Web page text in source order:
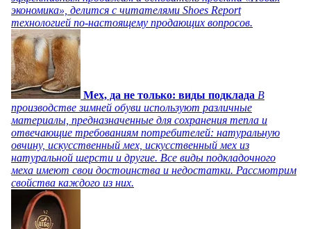
экономика», делится с читателями Shoes Report
технологией по-настоящему продающих вопросов.
Мех, да не только: виды подклада В
производстве зимней обуви используют различные
материалы, предназначенные для сохранения тепла и
отвечающие требованиям потребителей: натуральную
овчину, искусственный мех, искусственный мех из
натуральной шерсти и другие. Все виды подкладочного
меха имеют свои достоинства и недостатки. Рассмотрим
свойства каждого из них.